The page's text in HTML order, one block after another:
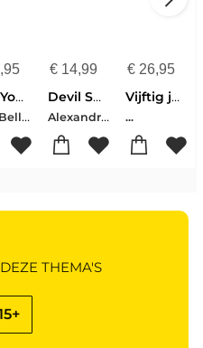
Can You Solve My Problems?
Alex Bellos
€ 14,99
Devil She Knows
Alexandria Bellefleur
€ 26,95
Vijftig jaar Nederlandse Vereniging voor Criminologie
...
THEMA'S